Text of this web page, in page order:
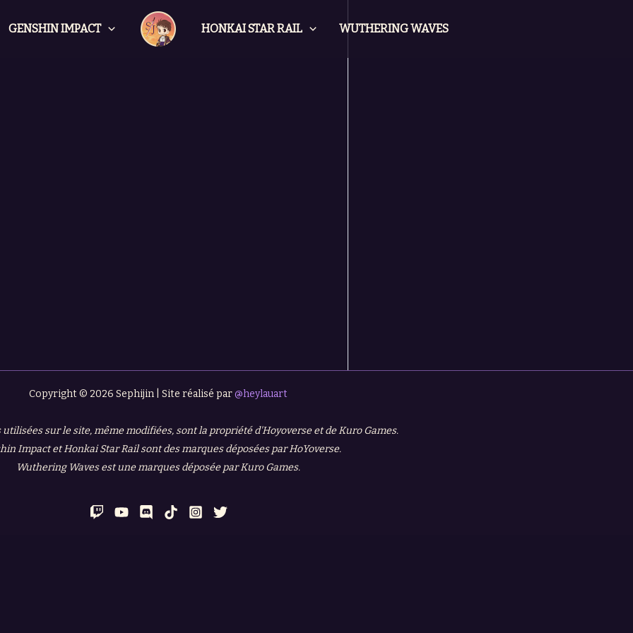
GENSHIN IMPACT HONKAI STAR RAIL WUTHERING WAVES
Copyright © 2026 Sephijin | Site réalisé par@heylauart
utilisées sur le site, même modifiées, sont la propriété d'Hoyoverse et de Kuro Games.
Impact et Honkai Star Rail sont des marques déposées par HoYoverse.
Wuthering Waves est une marques déposée par Kuro Games.